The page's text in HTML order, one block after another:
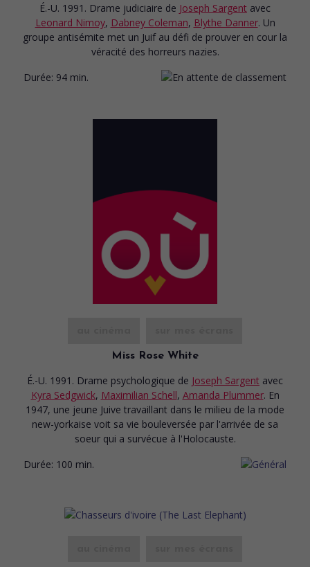
É.-U. 1991. Drame judiciaire de Joseph Sargent avec
Leonard Nimoy, Dabney Coleman, Blythe Danner. Un
groupe antisémite met un Juif au défi de prouver en cour la
véracité des horreurs nazies.
Durée: 94 min.
Miss Rose White
É.-U. 1991. Drame psychologique de Joseph Sargent avec
Kyra Sedgwick, Maximilian Schell, Amanda Plummer. En
1947, une jeune Juive travaillant dans le milieu de la mode
new-yorkaise voit sa vie bouleversée par l'arrivée de sa
soeur qui a survécue à l'Holocauste.
Durée: 100 min.